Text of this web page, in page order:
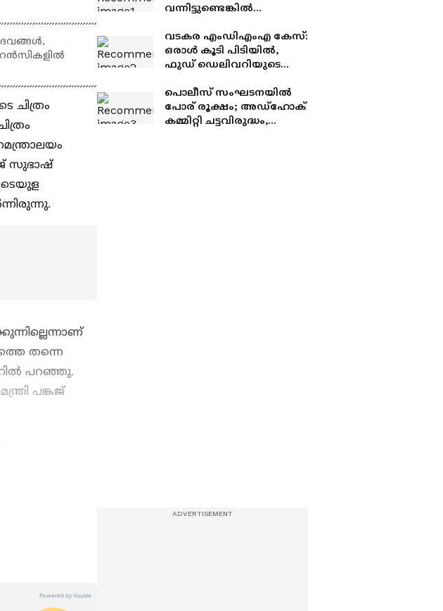
ചിത്രം
സുഭാഷ്
തന്നെ
പറഞ്ഞു.
പങ്കജ്
വന്നിട്ടുണ്ടെങ്കിൽ
വലിയ ബഹുമാനക്കുറവ്';
മഹേഷ്
കുഞ്ഞുമോനെതിരായ
കോൺഗ്രസ് നേതാവ്
വടകര എംഡിഎംഎ കേസ്:
ഒരാൾ കൂടി പിടിയിൽ,
ഫുഡ് ഡെലിവറിയുടെ
നടത്തിയെന്ന
കണ്ടെത്തലിൽ പൊലീസ്
പൊലീസ് സംഘടനയിൽ
പോര് രൂക്ഷം; അഡ്ഹോക്
കമ്മിറ്റി ചട്ടവിരുദ്ധം,